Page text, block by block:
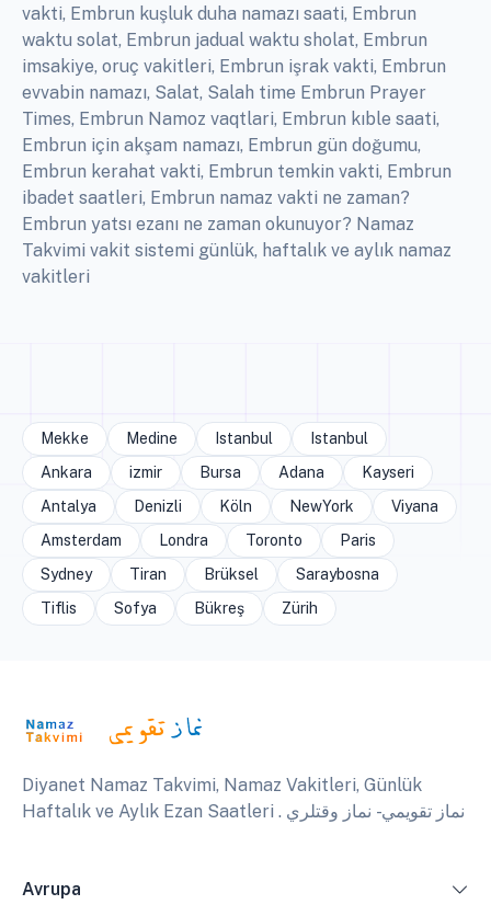
vakti, Embrun kuşluk duha namazı saati, Embrun
waktu solat, Embrun jadual waktu sholat, Embrun
imsakiye, oruç vakitleri, Embrun işrak vakti, Embrun
evvabin namazı, Salat, Salah time Embrun Prayer
Times, Embrun Namoz vaqtlari, Embrun kıble saati,
Embrun için akşam namazı, Embrun gün doğumu,
Embrun kerahat vakti, Embrun temkin vakti, Embrun
ibadet saatleri, Embrun namaz vakti ne zaman?
Embrun yatsı ezanı ne zaman okunuyor? Namaz
Takvimi vakit sistemi günlük, haftalık ve aylık namaz
vakitleri
Mekke Medine Istanbul
Istanbul
Ankara
izmir Bursa Adana
Kayseri
Antalya
Denizli Köln NewYork
Viyana
Amsterdam
Londra Toronto
Paris
Sydney
Tiran Brüksel
Saraybosna
Tiflis
Sofya Bükreş Zürih
Diyanet Namaz Takvimi, Namaz Vakitleri, Günlük
Haftalık ve Aylık Ezan Saatleri . نماز تقويمي - نماز وقتلري
Avrupa